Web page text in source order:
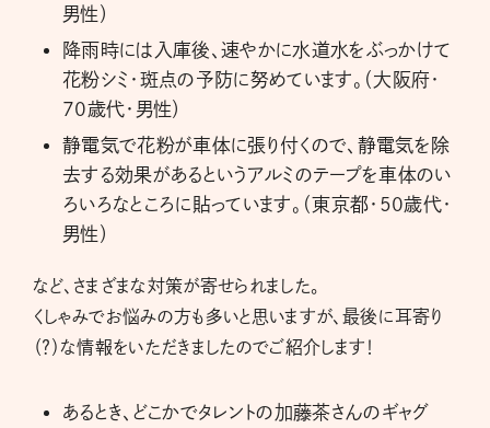
男性）
降雨時には入庫後、速やかに水道水をぶっかけて
花粉シミ・斑点の予防に努めています。（大阪府・
70歳代・男性）
静電気で花粉が車体に張り付くので、静電気を除
去する効果があるというアルミのテープを車体のい
ろいろなところに貼っています。（東京都・50歳代・
男性）
など、さまざまな対策が寄せられました。
くしゃみでお悩みの方も多いと思いますが、最後に耳寄り
（？）な情報をいただきましたのでご紹介します！
あるとき、どこかでタレントの加藤茶さんのギャグ